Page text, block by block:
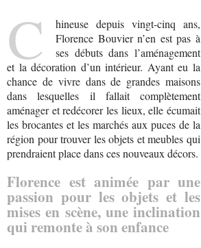
C
hineuse depuis vingt-cinq ans,
Florence Bouvier n’en est pas à
ses débuts dans l’aménagement
et la décoration d’un intérieur. Ayant eu la
chance de vivre dans de grandes maisons
dans lesquelles il fallait complètement
aménager et redécorer les lieux, elle écumait
les brocantes et les marchés aux puces de la
région pour trouver les objets et meubles qui
prendraient place dans ces nouveaux décors.
Florence est animée par une
passion pour les objets et les
mises en scène, une inclination
qui remonte à son enfance